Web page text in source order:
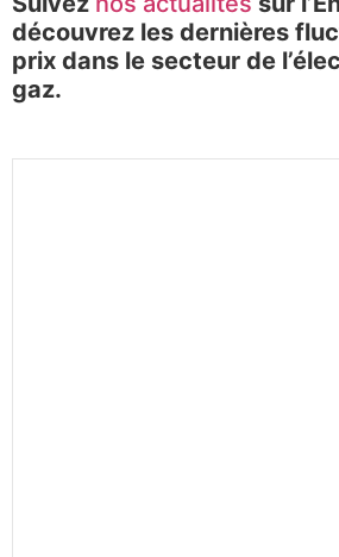
découvrez les dernières
prix dans le secteur de
gaz.